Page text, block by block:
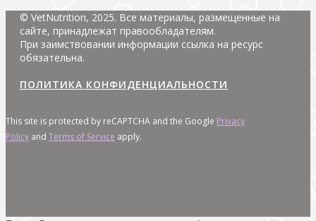
© VetNutrition, 2025. Все материалы, размещенные на
сайте, принадлежат правообладателям.
При заимствовании информации ссылка на ресурс
обязательна.
ПОЛИТИКА КОНФИДЕНЦИАЛЬНОСТИ
This site is protected by reCAPTCHA and the Google Privacy
Policy and Terms of Service apply.